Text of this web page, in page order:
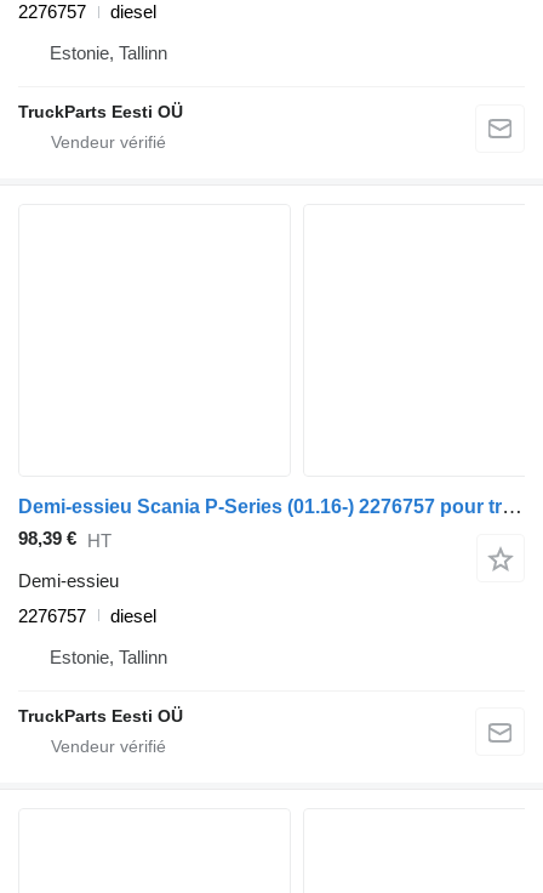
2276757
diesel
Estonie, Tallinn
TruckParts Eesti OÜ
Demi-essieu Scania P-Series (01.16-) 2276757 pour tracteur routier Scania L,P,G,R,S-series (2016-)
98,39 € HT
Demi-essieu
2276757
diesel
Estonie, Tallinn
TruckParts Eesti OÜ